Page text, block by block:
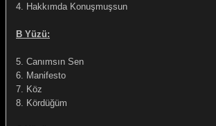
4. Hakkımda Konuşmuşsun
B Yüzü:
5. Canımsın Sen
6. Manifesto
7. Köz
8. Kördüğüm